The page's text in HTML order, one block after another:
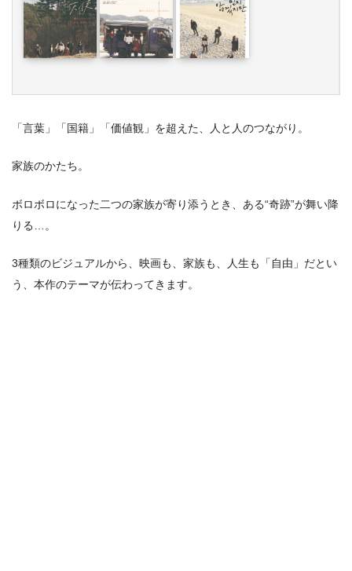
「言葉」「国籍」「価値観」を超えた、人と人のつながり。
家族のかたち。
ボロボロになった二つの家族が寄り添うとき、ある“奇跡”が舞い降
りる…。
3種類のビジュアルから、映画も、家族も、人生も「自由」だとい
う、本作のテーマが伝わってきます。